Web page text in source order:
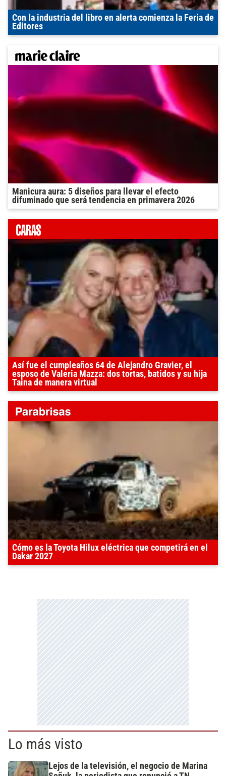
Con la industria del libro en alerta comienza la Feria de
Editores
Manicura aura: 5 diseños para llevar el efecto
difuminado que será tendencia en primavera 2026
Así fue el cumpleaños 64 de Alejandro Gravier, el
esposo de Valeria Mazza: dos tortas, batidos y su hija
Taina de manera virtual
Cómo es la Toyota Hilux eléctrica que competirá en el
Dakar 2027
Lo más visto
Lejos de la televisión, el negocio de Marina